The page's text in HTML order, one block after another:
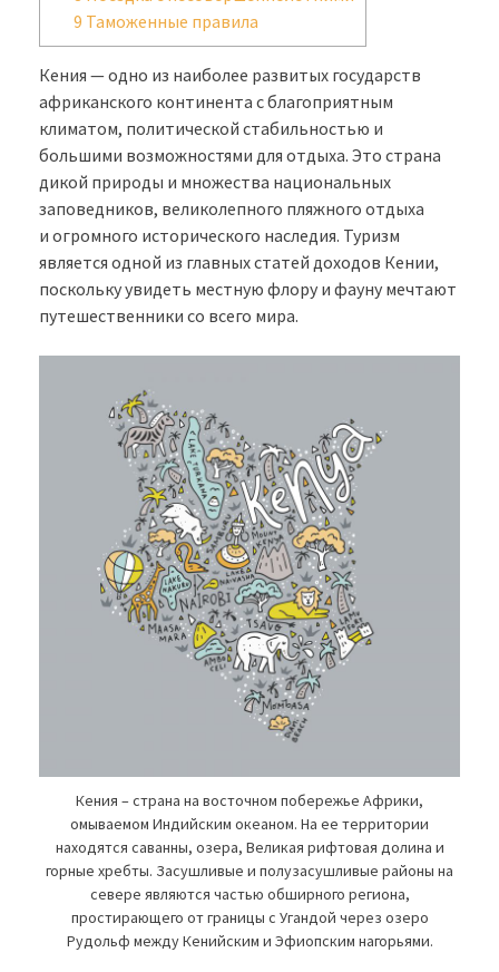
9 Таможенные правила
Кения — одно из наиболее развитых государств
африканского континента с благоприятным
климатом, политической стабильностью и
большими возможностями для отдыха. Это страна
дикой природы и множества национальных
заповедников, великолепного пляжного отдыха
и огромного исторического наследия. Туризм
является одной из главных статей доходов Кении,
поскольку увидеть местную флору и фауну мечтают
путешественники со всего мира.
Кения – страна на восточном побережье Африки,
омываемом Индийским океаном. На ее территории
находятся саванны, озера, Великая рифтовая долина и
горные хребты. Засушливые и полузасушливые районы на
севере являются частью обширного региона,
простирающего от границы с Угандой через озеро
Рудольф между Кенийским и Эфиопским нагорьями.